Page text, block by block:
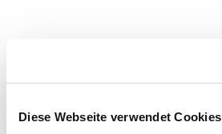
Diese Webseite verwendet Cookies